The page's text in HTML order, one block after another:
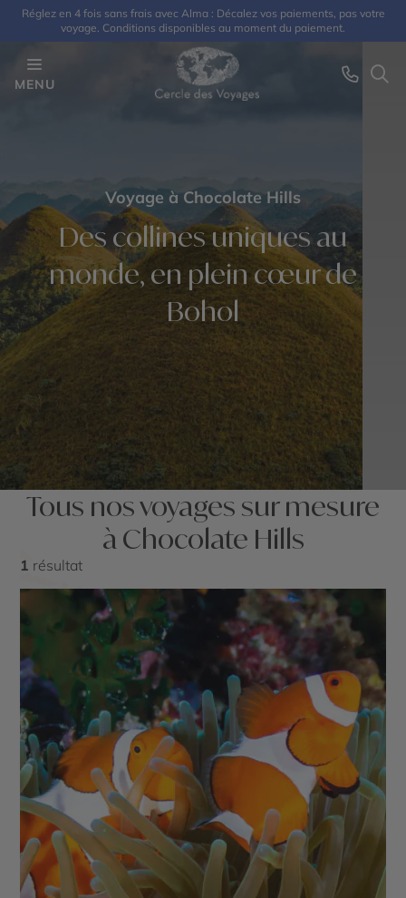
Réglez en 4 fois sans frais avec Alma : Décalez vos paiements, pas votre
voyage. Conditions disponibles au moment du paiement.
MENU
Voyage à Chocolate Hills
Des collines uniques au
monde, en plein cœur de
Bohol
Tous nos voyages sur mesure
à Chocolate Hills
1 résultat